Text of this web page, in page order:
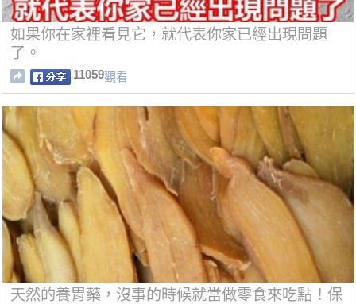
如果你在家裡看見它，就代表你家已經出現問題
了。
11059觀看
天然的養胃藥，沒事的時候就當做零食來吃點！保